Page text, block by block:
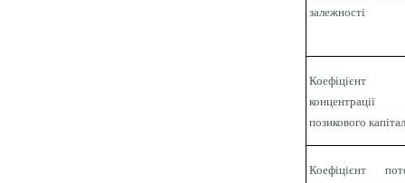
залежності
Коефіцієнт
концентрації
позикового
Коефіцієнт